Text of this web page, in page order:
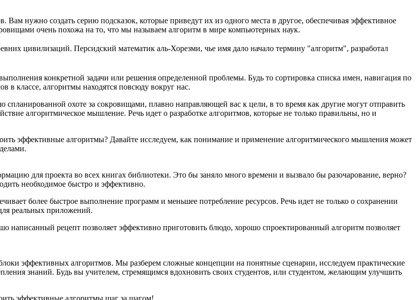
Вам нужно создать серию подсказок, которые приведут их из одного места в другое, обеспечивая эффективное
очень похожа на то, что мы называем алгоритм в мире компьютерных наук.
цивилизаций. Персидский математик аль-Хорезми, чье имя дало начало термину "алгоритм", разработал
конкретной задачи или решения определенной проблемы. Будь то сортировка списка имен, навигация по
в классе, алгоритмы находятся повсюду вокруг нас.
охоте за сокровищами, плавно направляющей вас к цели, в то время как другие могут отправить
алгоритмическое мышление. Речь идет о разработке алгоритмов, которые не только правильны, но и
эффективные алгоритмы? Давайте исследуем, как понимание и применение алгоритмического мышления может
для проекта во всех книгах библиотеки. Это бы заняло много времени и вызвало бы разочарование, верно?
необходимое быстро и эффективно.
более быстрое выполнение программ и меньшее потребление ресурсов. Речь идет не только о сохранении
реальных приложений.
написанный рецепт позволяет эффективно приготовить блюдо, хорошо спроектированный алгоритм позволяет
эффективных алгоритмов. Мы разберем сложные концепции на понятные сценарии, исследуем практические
знаний. Будь вы учителем, стремящимся вдохновить своих студентов, или студентом, желающим улучшить
эффективные алгоритмы шаг за шагом!